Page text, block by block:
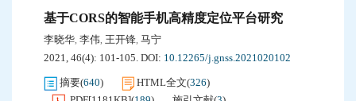
基于CORS的智能手机高精度定位平台研究
李晓华, 李伟, 王开锋, 马宁
2021, 46(4): 101-105. DOI: 10.12265/j.gnss.2021020102
摘要(640) HTML全文(326)